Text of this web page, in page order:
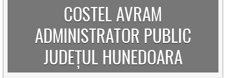
COSTEL AVRAM
ADMINISTRATOR PUBLIC
JUDEȚUL HUNEDOARA